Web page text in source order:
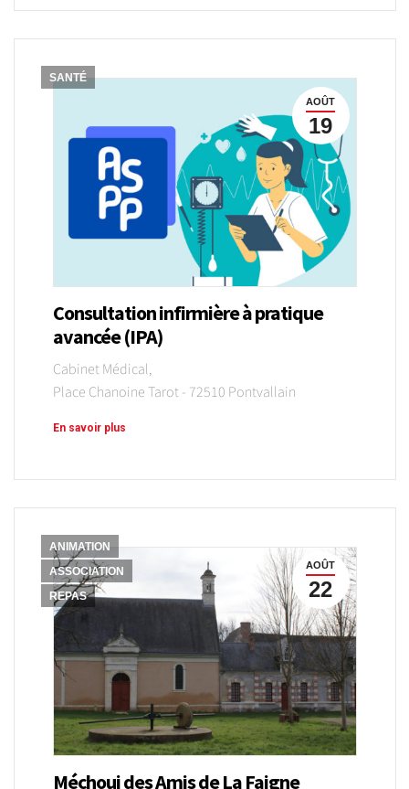
AOÛT
19
SANTÉ
Consultation infirmière à pratique
avancée (IPA)
Cabinet Médical,
Place Chanoine Tarot - 72510 Pontvallain
En savoir plus
AOÛT
22
ANIMATION
ASSOCIATION
REPAS
Méchoui des Amis de La Faigne